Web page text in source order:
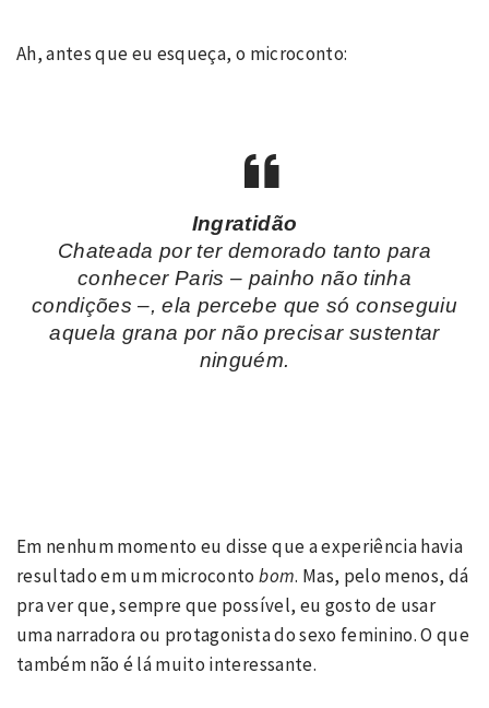
Ah, antes que eu esqueça, o microconto:
Ingratidão
Chateada por ter demorado tanto para
conhecer Paris – painho não tinha
condições –, ela percebe que só conseguiu
aquela grana por não precisar sustentar
ninguém.
Em nenhum momento eu disse que a experiência havia
resultado em um microcontobom. Mas, pelo menos, dá
pra ver que, sempre que possível, eu gosto de usar
uma narradora ou protagonista do sexo feminino. O que
também não é lá muito interessante.